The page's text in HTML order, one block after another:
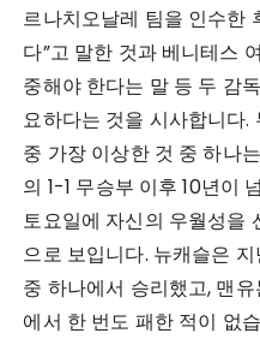
르나치오날레 팀을 인수한
다”고 말한 것과 베니테스
중해야 한다는 말 등 두 감
요하다는 것을 시사합니다
중 가장 이상한 것 중 하나
의 1-1 무승부 이후 10년이
토요일에 자신의 우월성을
으로 보입니다. 뉴캐슬은
중 하나에서 승리했고, 맨
에서 한 번도 패한 적이 없